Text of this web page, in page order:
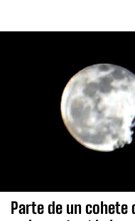
Parte de un cohete